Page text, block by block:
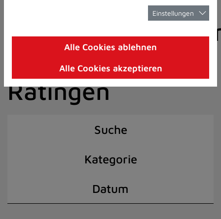
8)
I)
der Stadt
Ratingen
Suche
Kategorie
Datum
Einstellungen
Alle Cookies ablehnen
Alle Cookies akzeptieren